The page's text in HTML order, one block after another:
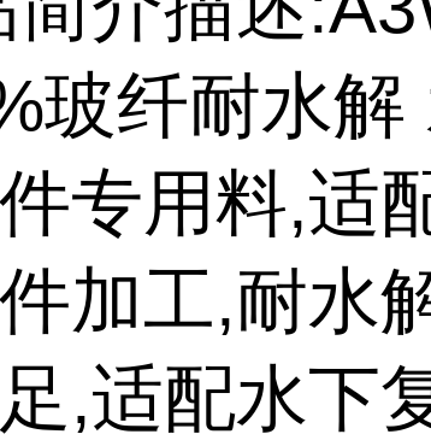
玻纤耐水解
专用料,适
加工,耐水
,适配水下